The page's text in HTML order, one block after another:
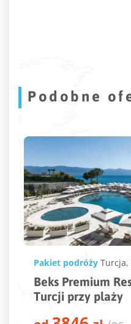
Podobne
Turcja ,Kusadasi
Resort & Spa
przy plaży